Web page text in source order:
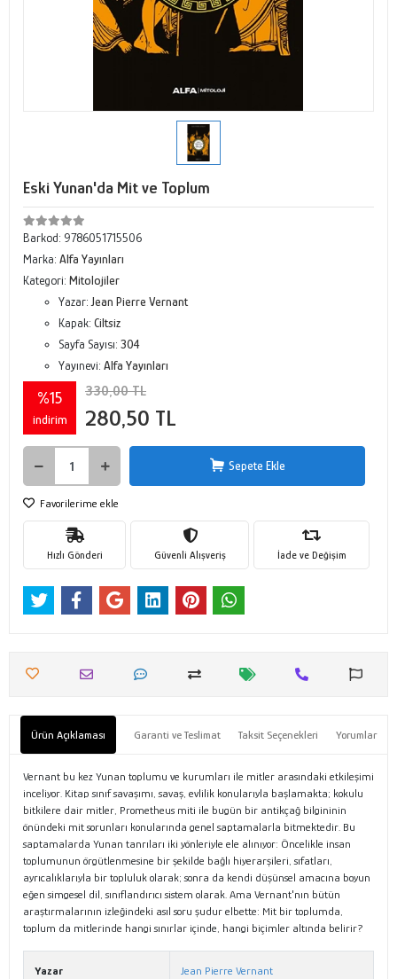
Eski Yunan'da Mit ve Toplum
Barkod: 9786051715506
Marka: Alfa Yayınları
Kategori: Mitolojiler
Yazar: Jean Pierre Vernant
Kapak: Ciltsiz
Sayfa Sayısı: 304
Yayınevi: Alfa Yayınları
%15
indirim
330,00 TL
280,50 TL
Sepete Ekle
Favorilerime ekle
Hızlı Gönderi Güvenli Alışveriş İade ve Değişim
Ürün Açıklaması Garanti ve Teslimat Taksit Seçenekleri Yorumlar
Vernant bu kez Yunan toplumu ve kurumları ile mitler arasındaki etkileşimi
inceliyor. Kitap sınıf savaşımı, savaş, evlilik konularıyla başlamakta; kokulu
bitkilere dair mitler, Prometheus miti ile bugün bir antikçağ bilgininin
önündeki mit sorunları konularında genel saptamalarla bitmektedir. Bu
saptamalarda Yunan tanrıları iki yönleriyle ele alınıyor: Öncelikle insan
toplumunun örgütlenmesine bir şekilde bağlı hiyerarşileri, sıfatları,
ayrıcalıklarıyla bir topluluk olarak; sonra da kendi düşünsel amacına boyun
eğen simgesel dil, sınıflandırıcı sistem olarak. Ama Vernant'nın bütün
araştırmalarının izleğindeki asıl soru şudur elbette: Mit bir toplumda,
toplum da mitlerinde hangi sınırlar içinde, hangi biçimler altında belirir?
Yazar Jean Pierre Vernant